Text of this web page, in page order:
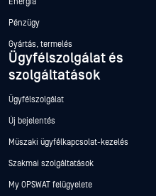
Energia
Pénzügy
Gyártás, termelés
Ügyfélszolgálat és
szolgáltatások
Ügyfélszolgálat
Új bejelentés
Műszaki ügyfélkapcsolat-kezelés
Szakmai szolgáltatások
My OPSWAT felügyelete